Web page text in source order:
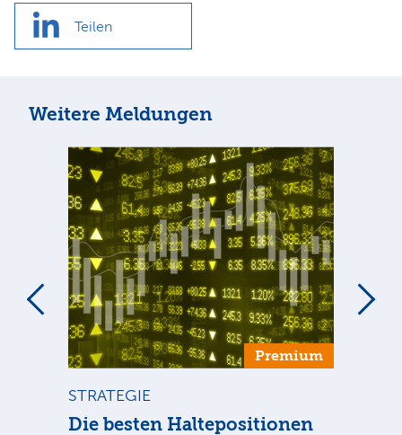
Teilen
Weitere Meldungen
Premium
STRATEGIE
Die besten Haltepositionen